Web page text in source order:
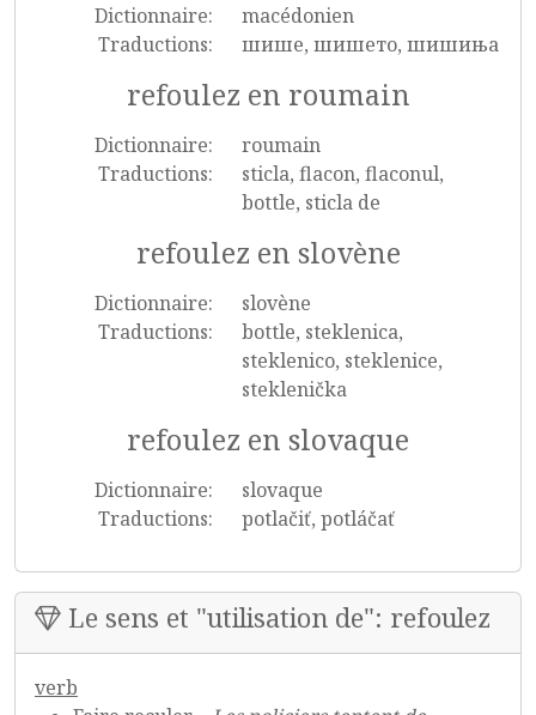
Dictionnaire:
macédonien
Traductions:
шише, шишето, шишиња
refoulez en roumain
Dictionnaire:
roumain
Traductions:
sticla, flacon, flaconul,
bottle, sticla de
refoulez en slovène
Dictionnaire:
slovène
Traductions:
bottle, steklenica,
steklenico, steklenice,
steklenička
refoulez en slovaque
Dictionnaire:
slovaque
Traductions:
potlačiť, potláčať
Le sens et "utilisation de": refoulez
verb